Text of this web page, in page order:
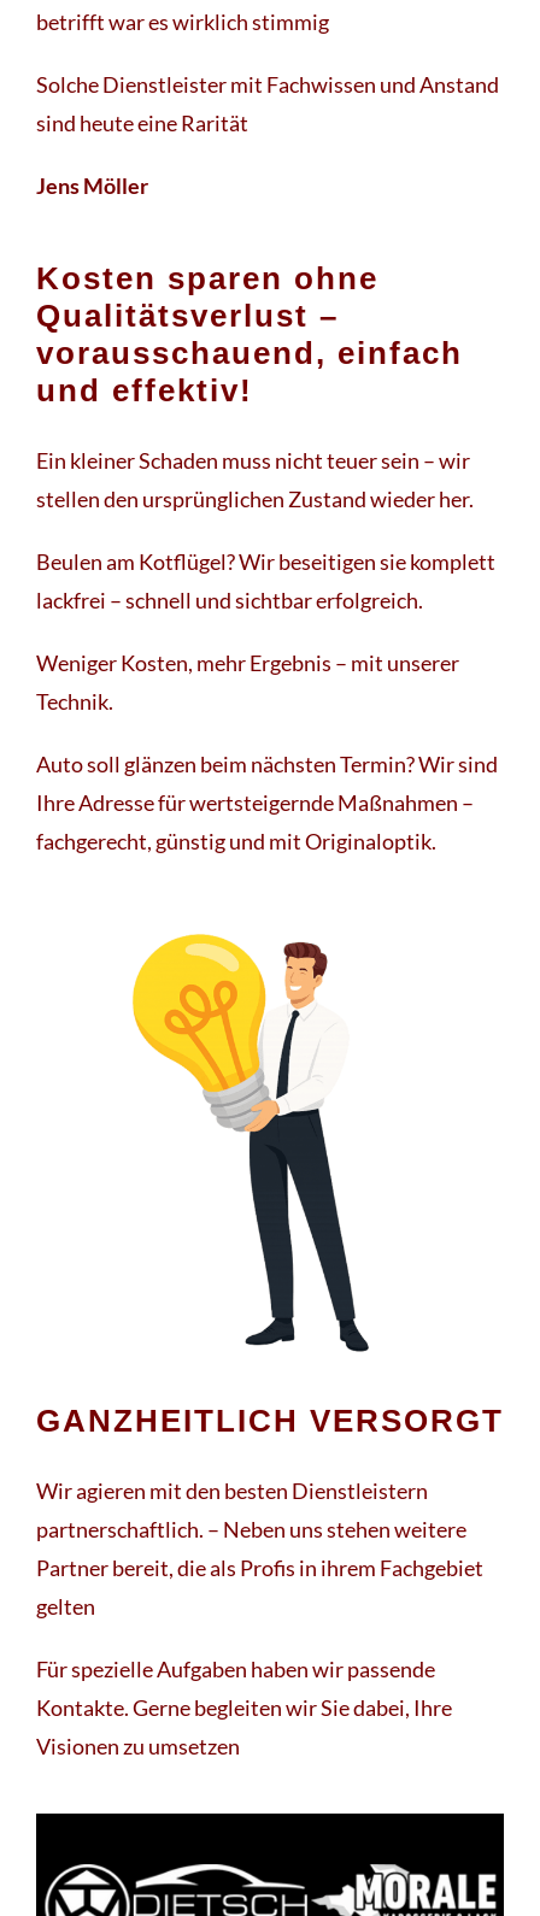
betrifft war es wirklich stimmig
Solche Dienstleister mit Fachwissen und Anstand
sind heute eine Rarität
Jens Möller
Kosten sparen ohne
Qualitätsverlust –
vorausschauend, einfach
und effektiv!
Ein kleiner Schaden muss nicht teuer sein – wir
stellen den ursprünglichen Zustand wieder her.
Beulen am Kotflügel? Wir beseitigen sie komplett
lackfrei – schnell und sichtbar erfolgreich.
Weniger Kosten, mehr Ergebnis – mit unserer
Technik.
Auto soll glänzen beim nächsten Termin? Wir sind
Ihre Adresse für wertsteigernde Maßnahmen –
fachgerecht, günstig und mit Originaloptik.
GANZHEITLICH VERSORGT
Wir agieren mit den besten Dienstleistern
partnerschaftlich. – Neben uns stehen weitere
Partner bereit, die als Profis in ihrem Fachgebiet
gelten
Für spezielle Aufgaben haben wir passende
Kontakte. Gerne begleiten wir Sie dabei, Ihre
Visionen zu umsetzen